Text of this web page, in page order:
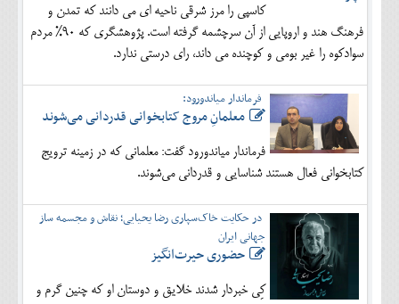
کاسپی را مرز شرقی ناحیه ای می دانند که تمدن و
فرهنگ هند و اروپایی از آن سرچشمه گرفته است. پژوهشگری که 90% مردم
سوادکوه را غیر بومی و کوچنده می داند، رای درستی ندارد.
فرماندار میاندورود:
معلمانِ مروج کتابخوانی قدردانی می‌شوند
فرماندار میاندورود گفت: معلمانی که در زمینه ترویج
کتابخوانی فعال هستند شناسایی و قدردانی می‌شوند.
در حکایت خاک‌سپاری رضا یحیایی؛ نقاش و مجسمه ساز
جهانی ایران
حضوری حیرت‌انگیز
کِی خبردار شدند خلایق و دوستان او که چنین گرم و